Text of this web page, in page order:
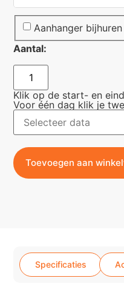
Aanhanger bijhuren
Aantal:
Klik op de start- en
Voor één dag klik je
Toevoegen aan
Specificaties